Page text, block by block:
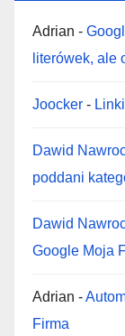
Adrian -
literówek, ale
Joocker -
Dawid
poddani
Dawid
Google Moja
Adrian -
Firma